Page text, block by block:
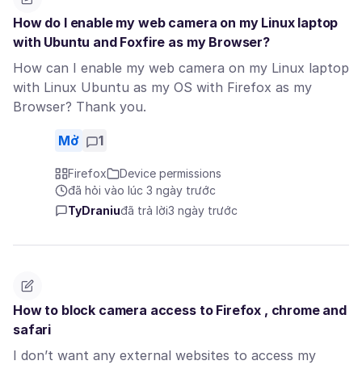
How do I enable my web camera on my Linux laptop
with Ubuntu and Foxfire as my Browser?
How can I enable my web camera on my Linux laptop
with Linux Ubuntu as my OS with Firefox as my
Browser? Thank you.
Mở 1
Firefox
Device permissions
đã hỏi vào lúc 3 ngày trước
TyDraniuđã trả lời3 ngày trước
How to block camera access to Firefox , chrome and
safari
I don’t want any external websites to access my